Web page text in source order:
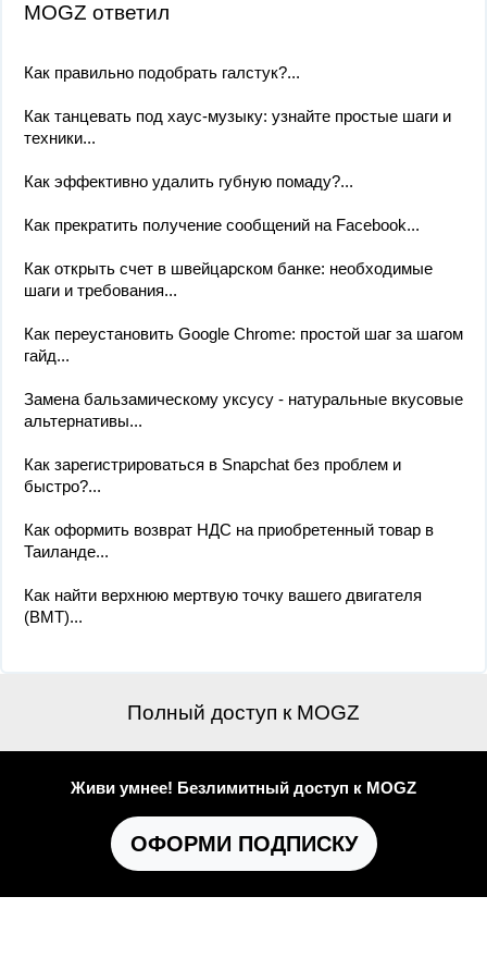
MOGZ ответил
Как правильно подобрать галстук?...
Как танцевать под хаус-музыку: узнайте простые шаги и
техники...
Как эффективно удалить губную помаду?...
Как прекратить получение сообщений на Facebook...
Как открыть счет в швейцарском банке: необходимые
шаги и требования...
Как переустановить Google Chrome: простой шаг за шагом
гайд...
Замена бальзамическому уксусу - натуральные вкусовые
альтернативы...
Как зарегистрироваться в Snapchat без проблем и
быстро?...
Как оформить возврат НДС на приобретенный товар в
Таиланде...
Как найти верхнюю мертвую точку вашего двигателя
(ВМТ)...
Полный доступ к MOGZ
Живи умнее! Безлимитный доступ к MOGZ
ОФОРМИ ПОДПИСКУ